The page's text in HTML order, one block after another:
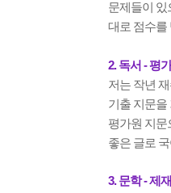
문제들이 있
대로 점수를
2. 독서 - 평
저는 작년
기출 지문
평가원 지문
좋은 글로
3. 문학 - 제